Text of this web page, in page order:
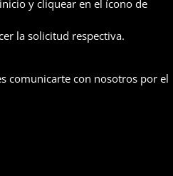
y cliquear en el ícono de
la solicitud respectiva.
comunicarte con nosotros por el